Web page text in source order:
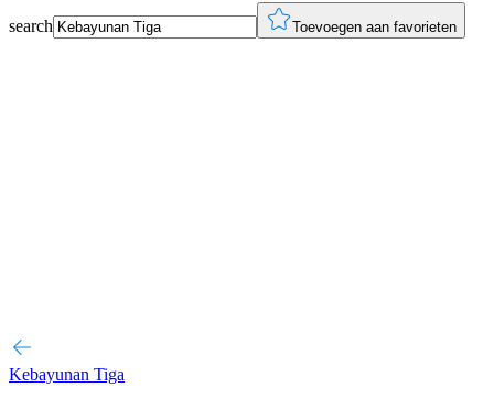
search Toevoegen aan favorieten
Kebayunan Tiga